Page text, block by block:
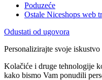
Poduzeće
Ostale Niceshops web
Odustati od ugovora
Personalizirajte svoje
Kolačiće i druge tehnologije
kako bismo Vam ponudili